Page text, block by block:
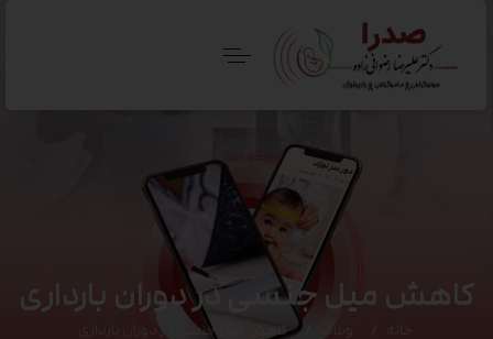
کاهش میل جنسی در دوران بارداری
وبلاگ کاهش میل جنسی در دوران بارداری